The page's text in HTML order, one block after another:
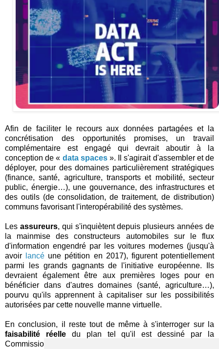
Afin de faciliter le recours aux données partagées et la
concrétisation des opportunités promises, un travail
complémentaire est engagé qui devrait aboutir à la
conception de « data spaces». Il s'agirait d'assembler et de
déployer, pour des domaines particulièrement stratégiques
(finance, santé, agriculture, transports et mobilité, secteur
public, énergie…), une gouvernance, des infrastructures et
des outils (de consolidation, de traitement, de distribution)
communs favorisant l'interopérabilité des systèmes.
Les assureurs, qui s'inquiètent depuis plusieurs années de
la mainmise des constructeurs automobiles sur le flux
d'information engendré par les voitures modernes (jusqu'à
avoir
lancé une pétition en 2017), figurent potentiellement
parmi les grands gagnants de l'initiative européenne. Ils
devraient également être aux premières loges pour en
bénéficier dans d'autres domaines (santé, agriculture…),
pourvu qu'ils apprennent à capitaliser sur les possibilités
autorisées par cette nouvelle manne virtuelle.
En conclusion, il reste tout de même à s'interroger sur la
faisabilité réelledu plan tel qu'il est dessiné par la
Commission. Sans même évoquer leurs réticences, il risque